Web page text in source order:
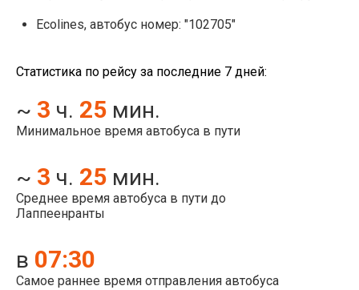
Ecolines, автобус номер: "102705"
Статистика по рейсу за последние 7 дней:
~ 3 ч. 25 мин.
Минимальное время автобуса в пути
~ 3 ч. 25 мин.
Среднее время автобуса в пути до
Лаппеенранты
в 07:30
Самое раннее время отправления автобуса